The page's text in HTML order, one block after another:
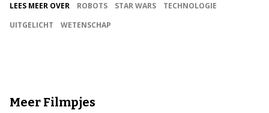
LEES MEER OVER ROBOTS STAR WARS
TECHNOLOGIE
UITGELICHT
WETENSCHAP
Meer Filmpjes